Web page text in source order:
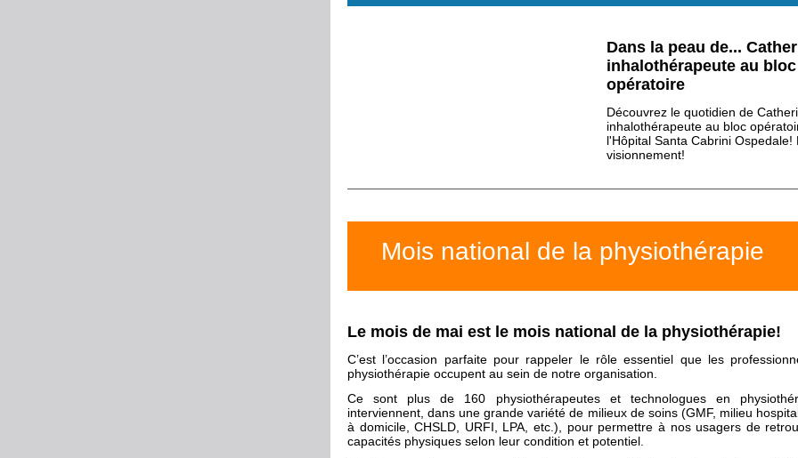
Dans la peau de...
inhalothérapeute au bloc
opératoire
Découvrez le quotidien de
inhalothérapeute au bloc
l'Hôpital Santa Cabrini Ospedale!
visionnement!
Mois national de la physiothérapie
Le mois de mai est le mois national de la physiothérapie!
C’est l’occasion parfaite pour rappeler le rôle essentiel que les
physiothérapie occupent au sein de notre organisation.
Ce sont plus de 160 physiothérapeutes et technologues en
interviennent, dans une grande variété de milieux de soins (GMF, milieu
à domicile, CHSLD, URFI, LPA, etc.), pour permettre à nos usagers de
capacités physiques selon leur condition et potentiel.